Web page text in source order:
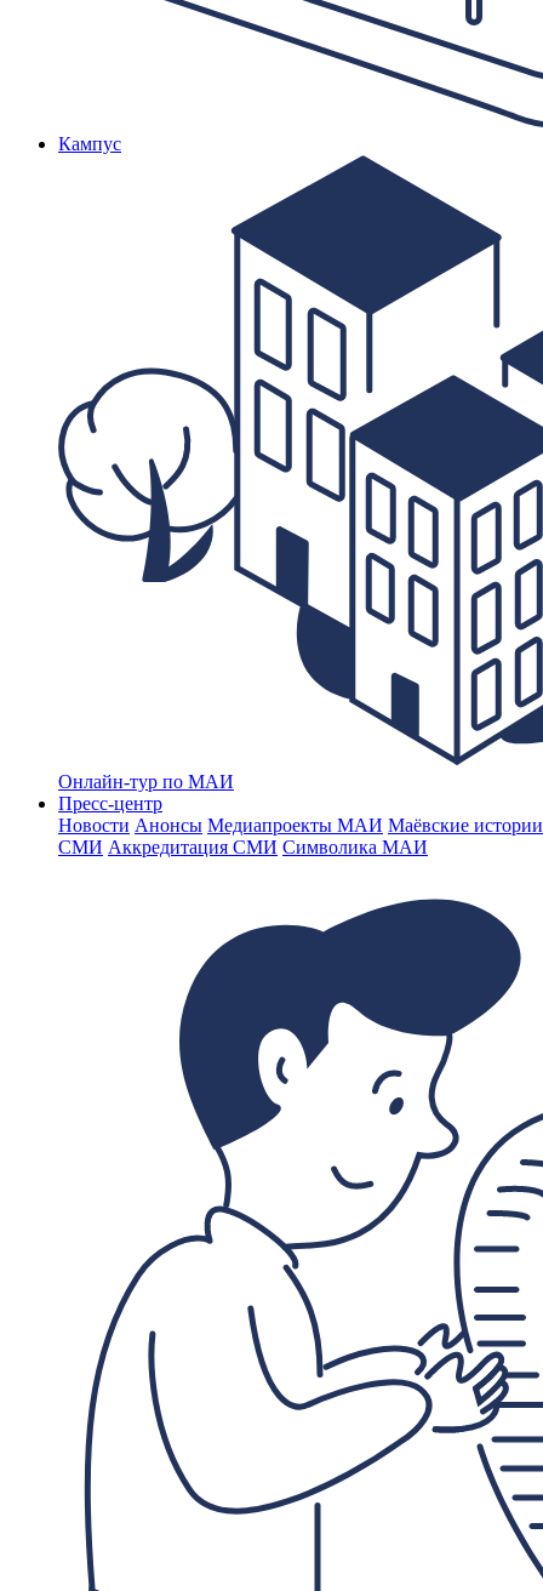
Кампус
Онлайн-тур по МАИ
Пресс-центр
Новости Анонсы Медиапроекты МАИ Маёвские
СМИ Аккредитация СМИ Символика МАИ